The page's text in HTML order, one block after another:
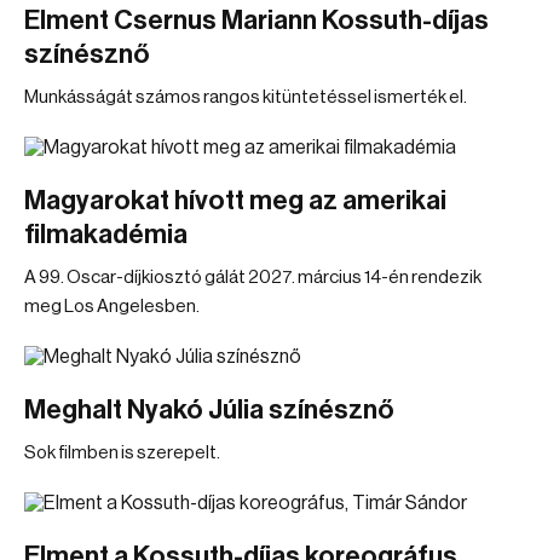
Elment Csernus Mariann Kossuth-díjas
színésznő
Munkásságát számos rangos kitüntetéssel ismerték el.
Magyarokat hívott meg az amerikai
filmakadémia
A 99. Oscar-díjkiosztó gálát 2027. március 14-én rendezik
meg Los Angelesben.
Meghalt Nyakó Júlia színésznő
Sok filmben is szerepelt.